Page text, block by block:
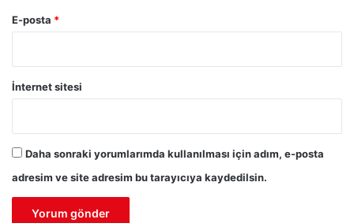
E-posta *
İnternet sitesi
Daha sonraki yorumlarımda kullanılması için adım, e-posta
adresim ve site adresim bu tarayıcıya kaydedilsin.